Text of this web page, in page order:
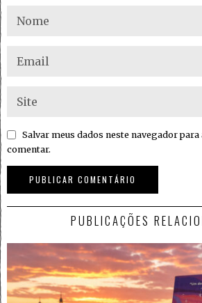
Salvar meus dados neste navegador para
comentar.
PUBLICAÇÕES